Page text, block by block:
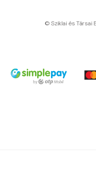
© Sziklai és Társai